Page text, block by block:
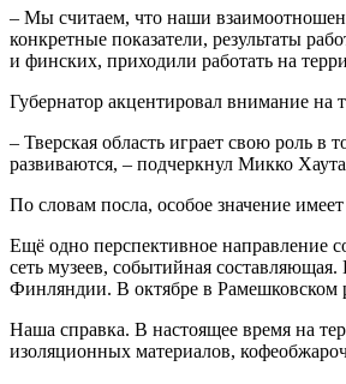
– Мы считаем, что наши
конкретные показатели, результаты
и финских, приходили работать на
Губернатор акцентировал внимание
– Тверская область играет свою роль
развиваются, – подчеркнул Микко
По словам посла, особое значение
Ещё одно перспективное направление
сеть музеев, событийная
Финляндии. В октябре в Рамешковском
Наша справка. В настоящее время на
изоляционных материалов,